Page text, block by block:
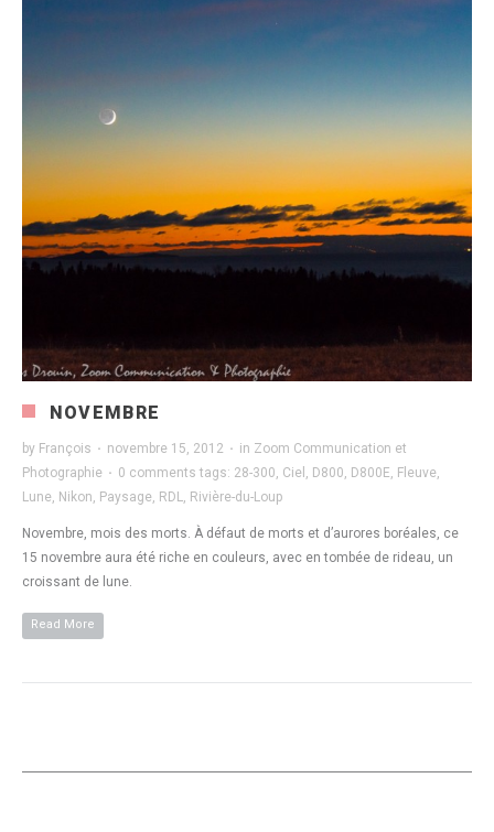
NOVEMBRE
by François · novembre 15, 2012 · in Zoom Communication et
Photographie · 0 comments tags: 28-300, Ciel , D800, D800E, Fleuve,
Lune, Nikon, Paysage, RDL, Rivière-du-Loup
Novembre, mois des morts. À défaut de morts et d’aurores boréales, ce
15 novembre aura été riche en couleurs, avec en tombée de rideau, un
croissant de lune.
Read More